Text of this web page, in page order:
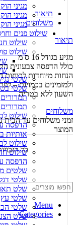
מגיני
מגיני
מגיני
שילוט פנים וחוץ
שילוט
שילוט
שלטי
שלטי
תמרורים
שילוט
הדפסה
אותיות
שילוט
שילוט
הדפסה
שלטים
שלטי
שלט
שלטי עץ
שלטי
שלט
תיאור
משלוחים
תיאור
מגיע בגודל 16 ס מ
כולל הדפסה צבעונית
הנחות מיוחדות
ולמזמינים בכמויות –
השעון ללא בטריה
משלוחים
המוצר
כל הזכויות
Menu
Categories